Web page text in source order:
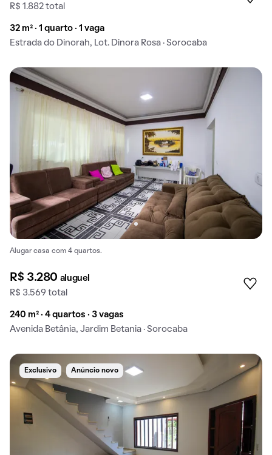
R$ 1.882 total
32 m² · 1 quarto · 1 vaga
Estrada do Dinorah, Lot. Dinora Rosa · Sorocaba
Alugar casa com 4 quartos.
R$ 3.280 aluguel
R$ 3.569 total
240 m² · 4 quartos · 3 vagas
Avenida Betânia, Jardim Betania · Sorocaba
Exclusivo Anúncio novo